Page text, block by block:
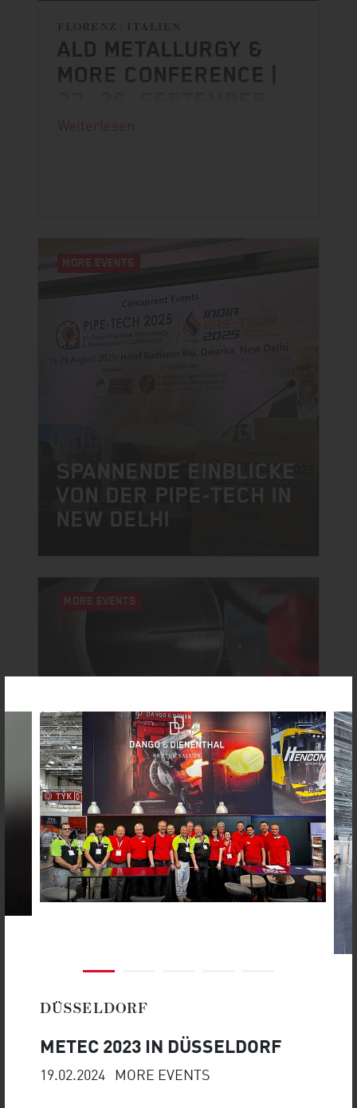
FLORENZ | ITALIEN
ALD METALLURGY &
MORE CONFERENCE |
Weiterlesen
MORE EVENTS
SPANNENDE EINBLICKE
VON DER PIPE-TECH IN
NEW DELHI
MORE EVENTS
GLOBAL PIPE-TECH
CONFERENCE 2025 |
19.-20. AUGUST
Nicht verpassen: Unser Vortrag auf
der Pipe-Tech 2025
Weiterlesen
DÜSSELDORF
METEC 2023 IN DÜSSELDORF
19.02.2024 MORE EVENTS